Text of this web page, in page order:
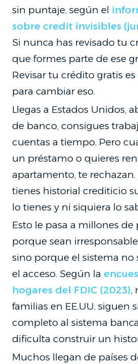
sin puntaje, según el
sobre credit invisibles
Si nunca has revisado tu
que formes parte de ese
Revisar tu crédito gratis
para cambiar eso.
Llegas a Estados Unidos,
de banco, consigues
cuentas a tiempo. Pero
un préstamo o quieres
apartamento, te rechazan.
tienes historial crediticio
lo tienes y ni siquiera lo
Esto le pasa a millones de
porque sean
sino porque el sistema no
el acceso. Según la
hogares del FDIC (2023),
familias en EE.UU. siguen
completo al sistema
dificulta construir un
Muchos llegan de países